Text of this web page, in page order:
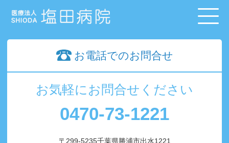
お電話でのお問合せ
お気軽にお問合せください
0470-73-1221
〒299-5235千葉県勝浦市出水1221